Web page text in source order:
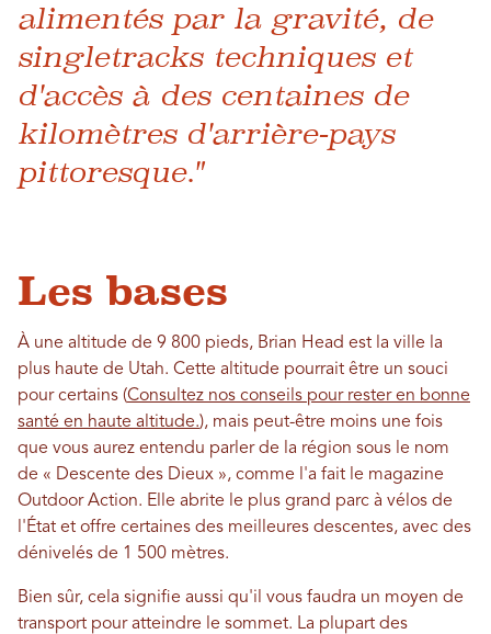
alimentés par la gravité, de
singletracks techniques et
d'accès à des centaines de
kilomètres d'arrière-pays
pittoresque."
Les bases
À une altitude de 9 800 pieds, Brian Head est la ville la
plus haute de Utah. Cette altitude pourrait être un souci
pour certains (Consultez nos conseils pour rester en bonne
santé en haute altitude.), mais peut-être moins une fois
que vous aurez entendu parler de la région sous le nom
de « Descente des Dieux », comme l'a fait le magazine
Outdoor Action. Elle abrite le plus grand parc à vélos de
l'État et offre certaines des meilleures descentes, avec des
dénivelés de 1 500 mètres.
Bien sûr, cela signifie aussi qu'il vous faudra un moyen de
transport pour atteindre le sommet. La plupart des